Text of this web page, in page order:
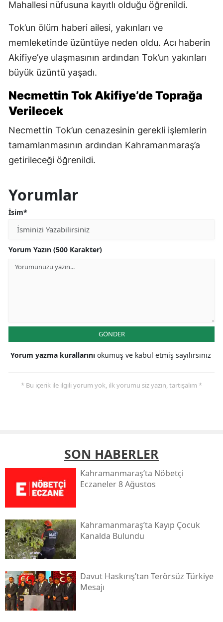
Mahallesi nüfusuna kayıtlı olduğu öğrenildi.
Tok’un ölüm haberi ailesi, yakınları ve
memleketinde üzüntüye neden oldu. Acı haberin
Akifiye’ye ulaşmasının ardından Tok’un yakınları
büyük üzüntü yaşadı.
Necmettin Tok Akifiye’de Toprağa
Verilecek
Necmettin Tok’un cenazesinin gerekli işlemlerin
tamamlanmasının ardından Kahramanmaraş’a
getirileceği öğrenildi.
Yorumlar
İsim*
Yorum Yazın (500 Karakter)
GÖNDER
Yorum yazma kurallarını okumuş ve kabul etmiş sayılırsınız
* Bu içerik ile ilgili yorum yok, ilk yorumu siz yazın, tartışalım *
SON HABERLER
Kahramanmaraş’ta Nöbetçi
Eczaneler 8 Ağustos
Kahramanmaraş’ta Kayıp Çocuk
Kanalda Bulundu
Davut Haskırış’tan Terörsüz Türkiye
Mesajı